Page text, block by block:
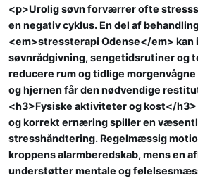
<p>Urolig søvn forværrer ofte
en negativ cyklus. En del af
<em>stressterapi Odense</em> kan
søvnrådgivning, sengetidsrutiner og
reducere rum og tidlige
og hjernen får den nødvendige
<h3>Fysiske aktiviteter og kost</
og korrekt ernæring spiller en
stresshåndtering. Regelmæssig
kroppens alarmberedskab, mens en
understøtter mentale og